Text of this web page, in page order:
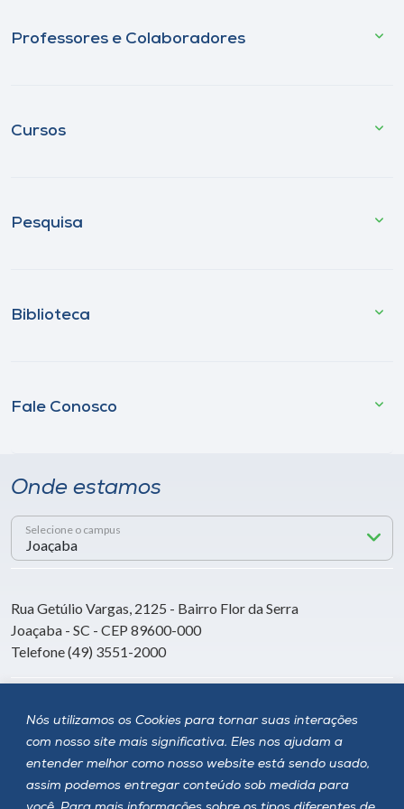
Nós utilizamos os Cookies para tornar suas interações
com nosso site mais significativa. Eles nos ajudam a
entender melhor como nosso website está sendo usado,
assim podemos entregar conteúdo sob medida para
Professores e Colaboradores
Cursos
Pesquisa
Biblioteca
Fale Conosco
Onde estamos
Selecione o campus
Rua Getúlio Vargas, 2125 - Bairro Flor da Serra
Joaçaba - SC - CEP 89600-000
Telefone (49) 3551-2000
Siga a Unoesc